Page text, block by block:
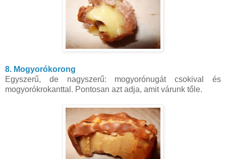
8. Mogyorókorong
Egyszerű, de nagyszerű: mogyorónugát csokival és
mogyorókrokanttal. Pontosan azt adja, amit várunk tőle.